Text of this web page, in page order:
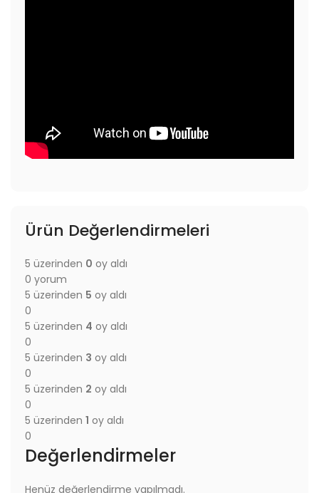
Ürün Değerlendirmeleri
5 üzerinden 0 oy aldı
0 yorum
5 üzerinden 5 oy aldı
0
5 üzerinden 4 oy aldı
0
5 üzerinden 3 oy aldı
0
5 üzerinden 2 oy aldı
0
5 üzerinden 1 oy aldı
0
Değerlendirmeler
Henüz değerlendirme yapılmadı.